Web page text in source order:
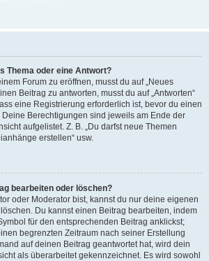
Thema oder eine Antwort?
Forum zu eröffnen, musst du auf „Neues
Beitrag zu antworten, musst du auf „Antworten“
eine Registrierung erforderlich ist, bevor du einen
Deine Berechtigungen sind jeweils am Ende der
aufgelistet. Z. B. „Du darfst neue Themen
erstellen“ usw.
bearbeiten oder löschen?
oder Moderator bist, kannst du nur deine eigenen
Du kannst einen Beitrag bearbeiten, indem
für den entsprechenden Beitrag anklickst;
begrenzten Zeitraum nach seiner Erstellung
auf deinen Beitrag geantwortet hat, wird dein
als überarbeitet gekennzeichnet. Es wird sowohl